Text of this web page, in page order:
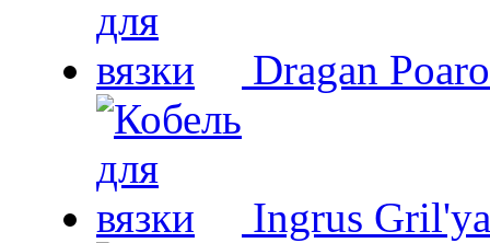
Dragan
Ingrus